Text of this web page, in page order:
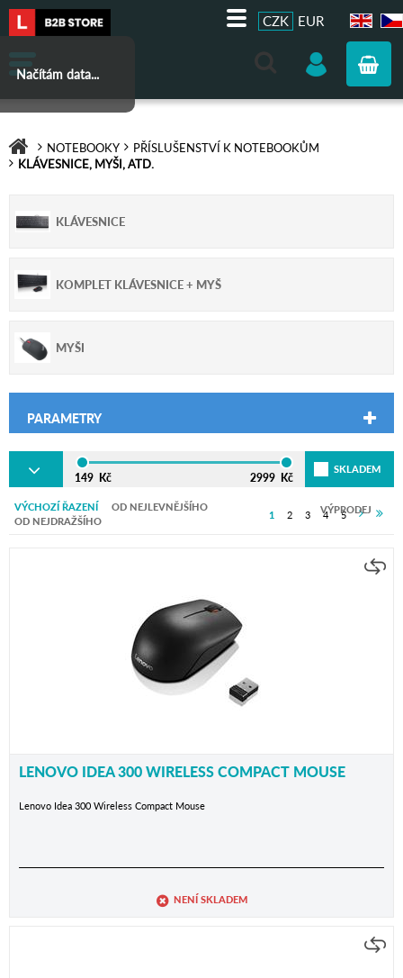
EN CZ
CZK EUR
NOTEBOOKY
PŘÍSLUŠENSTVÍ K NOTEBOOKŮM
KLÁVESNICE, MYŠI, ATD.
KLÁVESNICE
KOMPLET KLÁVESNICE + MYŠ
MYŠI
PARAMETRY
149 Kč 2999 Kč
SKLADEM
VÝPRODEJ
VÝCHOZÍ ŘAZENÍ
OD NEJLEVNĚJŠÍHO
OD NEJDRAŽŠÍHO
1 2 3 4 5
LENOVO IDEA 300 WIRELESS COMPACT MOUSE
Lenovo Idea 300 Wireless Compact Mouse
NENÍ SKLADEM
Načítám data...